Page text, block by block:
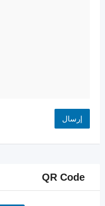
QR Code